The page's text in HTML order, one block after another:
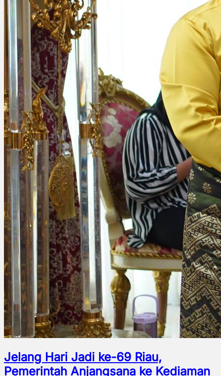
Jelang Hari Jadi ke-69 Riau,
Pemerintah Anjangsana ke Kediaman